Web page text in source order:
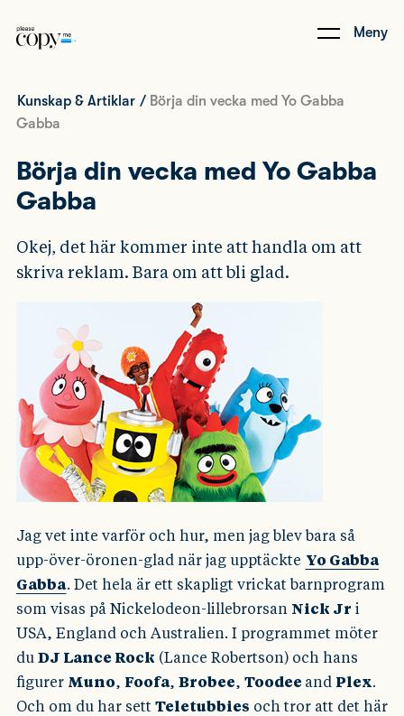
Meny
Kunskap & Artiklar / Börja din vecka med Yo Gabba
Gabba
Börja din vecka med Yo Gabba
Gabba
Okej, det här kommer inte att handla om att
skriva reklam. Bara om att bli glad.
Jag vet inte varför och hur, men jag blev bara så
upp-över-öronen-glad när jag upptäckte Yo Gabba
Gabba. Det hela är ett skapligt vrickat barnprogram
som visas på Nickelodeon-lillebrorsan Nick Jr i
USA, England och Australien. I programmet möter
du DJ Lance Rock (Lance Robertson) och hans
figurer Muno, Foofa, Brobee, Toodee and Plex.
Och om du har sett Teletubbies och tror att det här